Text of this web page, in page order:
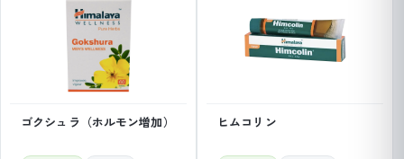
ゴクシュラ（ホルモン増加） ヒムコリン